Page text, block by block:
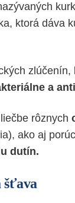
ktorá dáva
a
rôznych
ako aj
dutín.
šťava